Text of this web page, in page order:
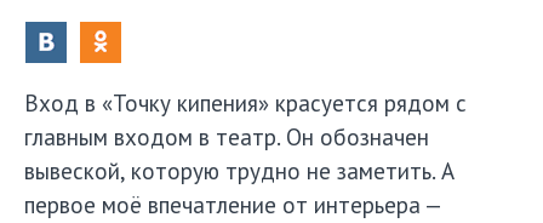
Вход в «Точку кипения» красуется рядом с
главным входом в театр. Он обозначен
вывеской, которую трудно не заметить. А
первое моё впечатление от интерьера —